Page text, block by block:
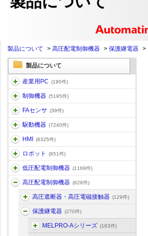
製品について > 高圧配電制御機器 > 保護継電器 >
製品について
産業用PC (190件)
制御機器 (5195件)
FAセンサ (39件)
駆動機器 (7240件)
HMI (8325件)
ロボット (651件)
低圧配電制御機器 (1169件)
高圧配電制御機器 (628件)
高圧遮断器・高圧電磁接触器 (129件)
保護継電器 (270件)
MELPRO-Aシリーズ (183件)